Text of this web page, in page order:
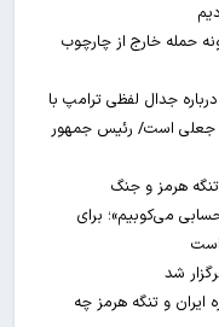
حمله خارج از چارچوب
جدال لفظی ترامپ با
جعلی است/ رئیس جمهور
هرمز و جنگ
می‌کوبیم»؛ برای
است
ایران و تنگه هرمز چه